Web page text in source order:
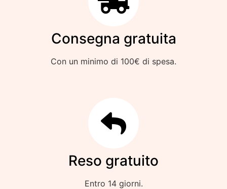
Consegna gratuita
Con un minimo di 100€ di spesa.
Reso gratuito
Entro 14 giorni.